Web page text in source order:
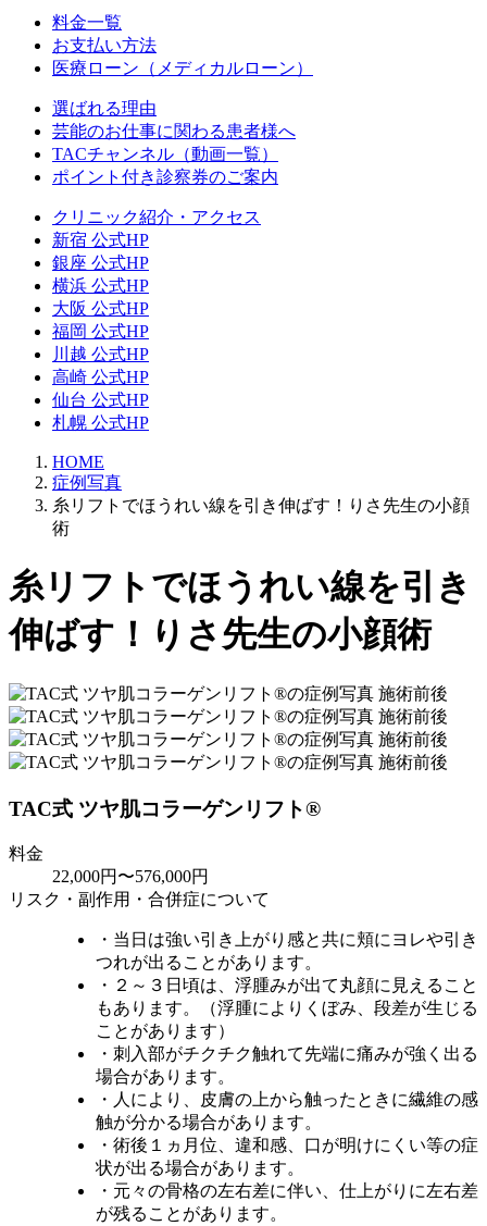
料金一覧
お支払い方法
医療ローン（メディカルローン）
選ばれる理由
芸能のお仕事に関わる患者様へ
TACチャンネル（動画一覧）
ポイント付き診察券のご案内
クリニック紹介・アクセス
新宿 公式HP
銀座 公式HP
横浜 公式HP
大阪 公式HP
福岡 公式HP
川越 公式HP
高崎 公式HP
仙台 公式HP
札幌 公式HP
HOME
症例写真
糸リフトでほうれい線を引き伸ばす！りさ先生の小顔
術
糸リフトでほうれい線を引き
伸ばす！りさ先生の小顔術
TAC式 ツヤ肌コラーゲンリフト®
料金
22,000円〜576,000円
リスク・副作用・合併症について
・当日は強い引き上がり感と共に頬にヨレや引き
つれが出ることがあります。
・２～３日頃は、浮腫みが出て丸顔に見えること
もあります。（浮腫によりくぼみ、段差が生じる
ことがあります）
・刺入部がチクチク触れて先端に痛みが強く出る
場合があります。
・人により、皮膚の上から触ったときに繊維の感
触が分かる場合があります。
・術後１ヵ月位、違和感、口が明けにくい等の症
状が出る場合があります。
・元々の骨格の左右差に伴い、仕上がりに左右差
が残ることがあります。